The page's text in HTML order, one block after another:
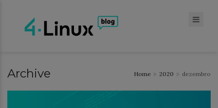
Archive Home 2020 dezembro